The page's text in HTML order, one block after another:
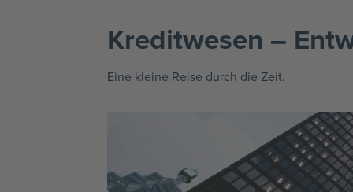
Kreditwesen –
Eine kleine Reise durch die Zeit.